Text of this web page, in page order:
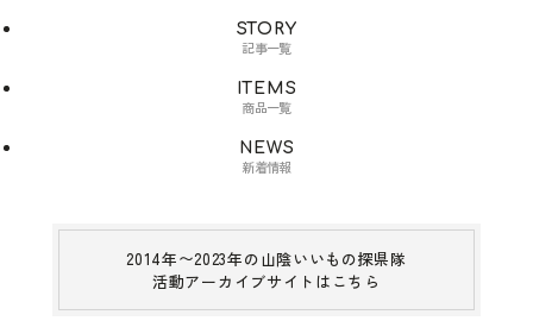
STORY
記事一覧
ITEMS
商品一覧
NEWS
新着情報
2014年〜2023年の山陰いいもの探県隊
活動アーカイブサイトはこちら